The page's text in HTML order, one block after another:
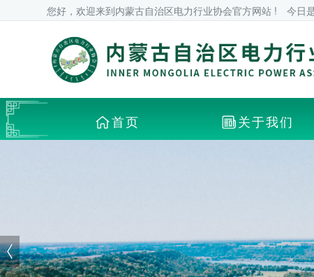
您好，欢迎来到内蒙古自治区电力行业协会官方网站 ! 今日
首页 关于我们